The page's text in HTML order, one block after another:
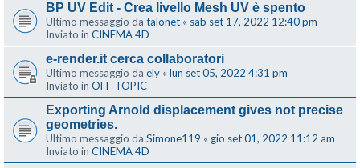
BP UV Edit - Crea livello Mesh UV è spento
Ultimo messaggio da talonet « sab set 17, 2022 12:40 pm
Inviato in CINEMA 4D
e-render.it cerca collaboratori
Ultimo messaggio da ely « lun set 05, 2022 4:31 pm
Inviato in OFF-TOPIC
Exporting Arnold displacement gives not precise
geometries.
Ultimo messaggio da Simone119 « gio set 01, 2022 11:12 am
Inviato in CINEMA 4D